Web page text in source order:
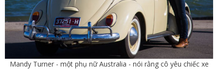
Mandy Turner - một phụ nữ Australia - nói rằng cô yêu chiếc xe